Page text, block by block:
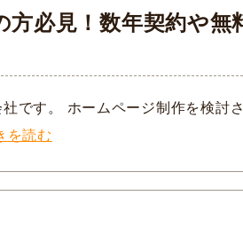
必見！数年契約や無
です。 ホームページ制作を検討
を読む